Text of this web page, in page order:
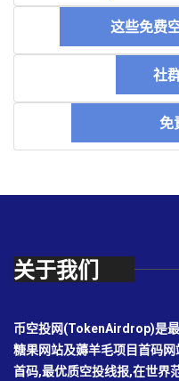
这些免费
社
免
关于我们
币空投网(TokenAirdrop)是
糖果网站及薅羊毛项目首码
首码,最优质空投线报,在世界